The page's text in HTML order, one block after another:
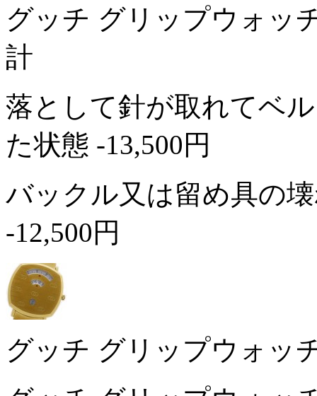
グッチ グリップウォッ
計
落として針が取れてベ
た状態 -13,500円
バックル又は留め具の
-12,500円
グッチ グリップウォッ